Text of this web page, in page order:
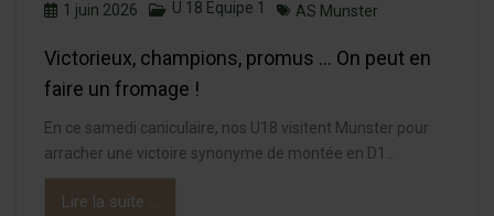
1 juin 2026 U 18 Equipe 1 AS Munster
Victorieux, champions, promus … On peut en
faire un fromage !
En ce samedi caniculaire, nos U18 visitent Munster pour
arracher une victoire synonyme de montée en D1...
Lire la suite ...